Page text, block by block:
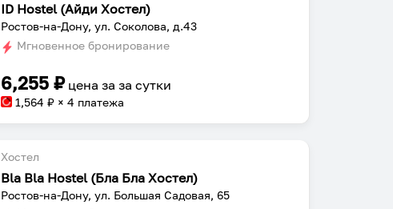
ID Hostel (Айди Хостел)
Ростов-на-Дону, ул. Соколова, д.43
Мгновенное бронирование
6,255 ₽ цена заза сутки
1,564 ₽ × 4 платежа
Хостел
Bla Bla Hostel (Бла Бла Хостел)
Ростов-на-Дону, ул. Большая Садовая, 65